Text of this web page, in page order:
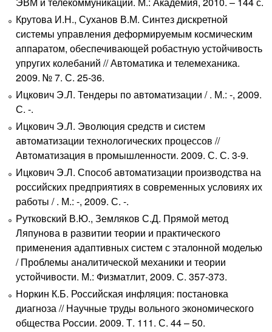
Крутова И.Н., Суханов В.М. Синтез дискретной
системы управления деформируемым космическим
аппаратом, обеспечивающей робастную устойчивость
упругих колебаний // Автоматика и телемеханика.
2009. № 7. С. 25-36.
Ицкович Э.Л. Тендеры по автоматизации / . М.: -, 2009.
С. -.
Ицкович Э.Л. Эволюция средств и систем
автоматизации технологических процессов //
Автоматизация в промышленности. 2009. С. С. 3-9.
Ицкович Э.Л. Способ автоматизации производства на
российских предприятиях в современных условиях их
работы / . М.: -, 2009. С. -.
Рутковский В.Ю., Земляков С.Д. Прямой метод
Ляпунова в развитии теории и практического
применения адаптивных систем с эталонной моделью
/ Проблемы аналитической механики и теории
устойчивости. М.: Физматлит, 2009. С. 357-373.
Норкин К.Б. Российская инфляция: постановка
диагноза // Научные труды вольного экономического
общества России. 2009. Т. 111. С. 44 – 50.